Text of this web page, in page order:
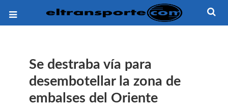
Se destraba vía para
desembotellar la zona de
embalses del Oriente